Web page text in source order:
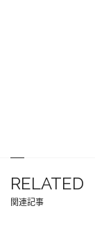
RELATED
関連記事